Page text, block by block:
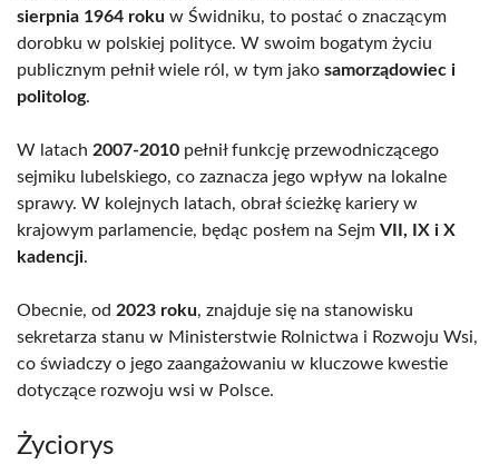
sierpnia 1964 roku w Świdniku, to postać o znaczącym
dorobku w polskiej polityce. W swoim bogatym życiu
publicznym pełnił wiele ról, w tym jako samorządowiec i
politolog.
W latach 2007-2010 pełnił funkcję przewodniczącego
sejmiku lubelskiego, co zaznacza jego wpływ na lokalne
sprawy. W kolejnych latach, obrał ścieżkę kariery w
krajowym parlamencie, będąc posłem na Sejm VII, IX i X
kadencji.
Obecnie, od 2023 roku, znajduje się na stanowisku
sekretarza stanu w Ministerstwie Rolnictwa i Rozwoju Wsi,
co świadczy o jego zaangażowaniu w kluczowe kwestie
dotyczące rozwoju wsi w Polsce.
Życiorys